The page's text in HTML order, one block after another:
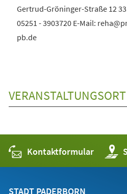
Gertrud-Gröninger-Straße 12
05251 - 3903720 E-Mail:
pb.de
VERANSTALTUNGSORT
Kontaktformular
in
STADT PADERBORN